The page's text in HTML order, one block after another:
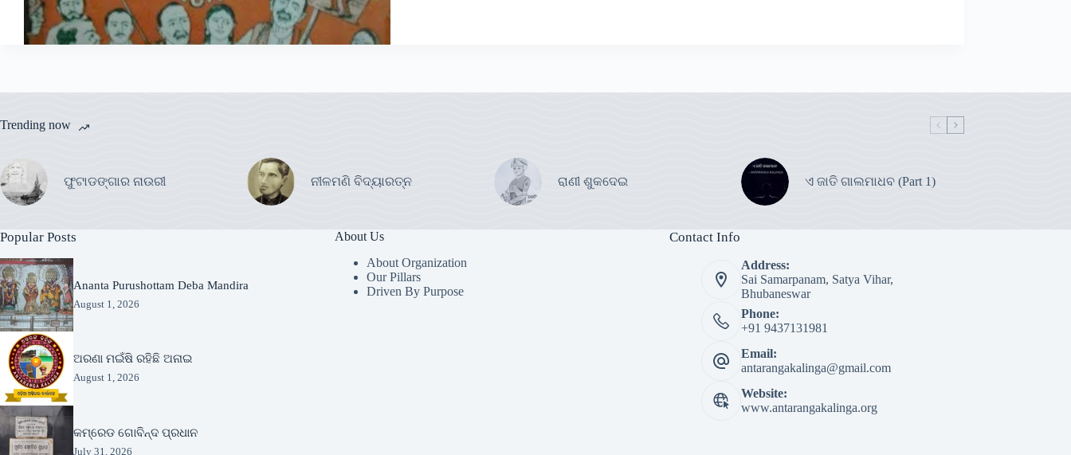
Trending now
ଫୁଟାଡଙ୍ଗାର ନାଉରୀ ନୀଳମଣି ବିଦ୍ୟାରତ୍ନ ରାଣୀ ଶୁକଦେଇ ଏ ଜାତି ଗାଲମାଧବ (Part 1)
Popular Posts
Ananta Purushottam Deba Mandira
August 1, 2026
ଅରଣା ମଇଁଷି ରହିଛି ଅନାଇ
August 1, 2026
କମ୍ରେଡ ଗୋବିନ୍ଦ ପ୍ରଧାନ
July 31, 2026
About Us
About Organization
Our Pillars
Driven By Purpose​
Contact Info
Address:
Sai Samarpanam, Satya Vihar,
Bhubaneswar
Phone:
+91 9437131981
Email:
antarangakalinga@gmail.com
Website:
www.antarangakalinga.org